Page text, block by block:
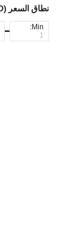
نطاق السعر (JOD)
Min: